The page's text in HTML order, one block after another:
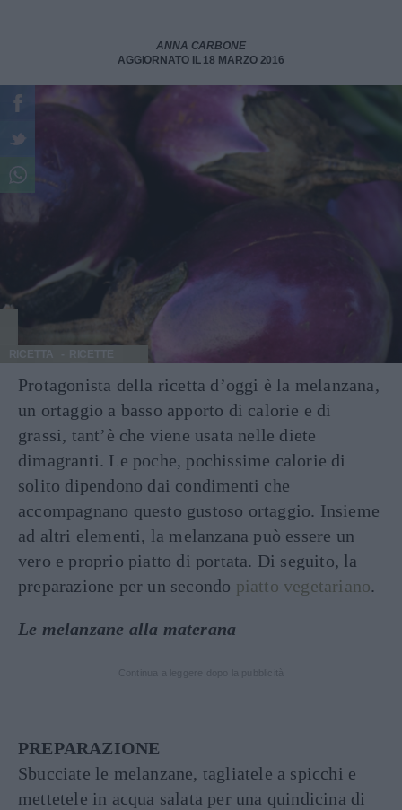
ANNA CARBONE
AGGIORNATO IL 18 MARZO 2016
RICETTA
Protagonista della ricetta d’oggi è la melanzana,
un ortaggio a basso apporto di calorie e di
grassi, tant’è che viene usata nelle diete
dimagranti. Le poche, pochissime calorie di
solito dipendono dai condimenti che
accompagnano questo gustoso ortaggio. Insieme
ad altri elementi, la melanzana può essere un
vero e proprio piatto di portata. Di seguito, la
preparazione per un secondo piatto vegetariano.
Le melanzane alla materana
PREPARAZIONE
Sbucciate le melanzane, tagliatele a spicchi e
mettetele in acqua salata per una quindicina di